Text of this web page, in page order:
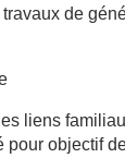
de
liens
pour objectif